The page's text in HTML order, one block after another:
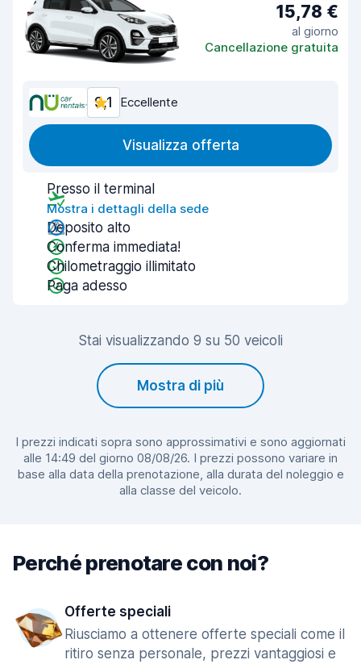
15,78 €
al giorno
Cancellazione gratuita
9,1 Eccellente
Visualizza offerta
Presso il terminal
Mostra i dettagli della sede
Deposito alto
Conferma immediata!
Chilometraggio illimitato
Paga adesso
Stai visualizzando 9 su 50 veicoli
Mostra di più
I prezzi indicati sopra sono approssimativi e sono aggiornati
alle 14:49 del giorno 08/08/26. I prezzi possono variare in
base alla data della prenotazione, alla durata del noleggio e
alla classe del veicolo.
Perché prenotare con noi?
Offerte speciali
Riusciamo a ottenere offerte speciali come il
ritiro senza personale, prezzi vantaggiosi e